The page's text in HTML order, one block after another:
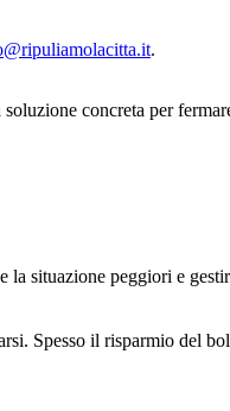
.
concreta per
situazione peggiori e
Spesso il risparmio del